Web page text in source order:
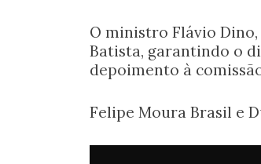
O ministro Flávio Dino,
Batista, garantindo o
depoimento à
Felipe Moura Brasil e